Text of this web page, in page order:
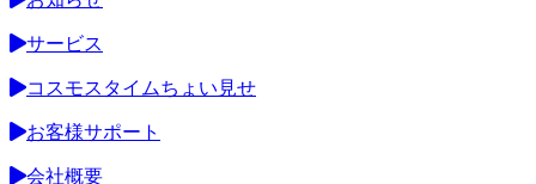
サービス
コスモスタイムちょい見せ
お客様サポート
会社概要